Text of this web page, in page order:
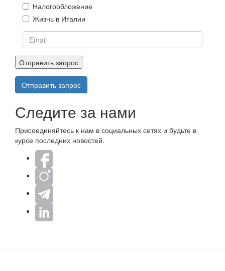
Налогообложение
Жизнь в Италии
*
Отправить запрос
Отправить запрос
Следите за нами
Присоединяйтесь к нам в социальных сетях и будьте в
курсе последних новостей.